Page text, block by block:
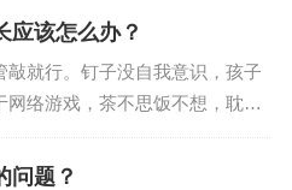
应该怎么办？
就行。钉子没自我意识，孩子
络游戏，茶不思饭不想，耽误
凡是做家长的，谁也不想这样
用，关键在...
问题？